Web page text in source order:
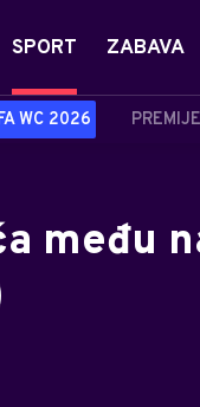
SPORT
WC 2026
ZABAVA
među